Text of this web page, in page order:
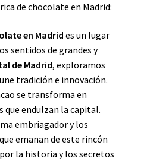
de chocolate en Madrid:
en Madrid es un lugar
sentidos de grandes y
de Madrid, exploramos
tradición e innovación.
se transforma en
que endulzan la capital.
embriagador y los
emanan de este rincón
la historia y los secretos